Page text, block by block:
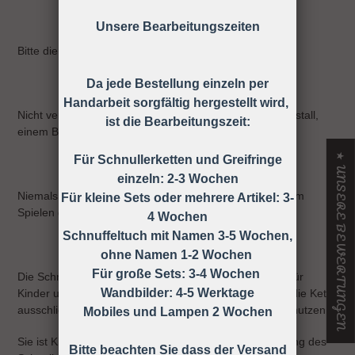
Bitte die Schnullerkette nur an der Kleidung befestigen!
Nicht verwenden, wenn der Säugling sich in einem Laufstall,
einem Bett oder einer Wiege befindet
Niemals die Schnullerkette dem Kind ohne Schnuller zum
Spielen geben.
Die Schnullerkette darf nicht unbefestigt als Spielzeug für
Kinder unter 36 Monaten verwendet werden, daher ist die Kette
ausschließlich unter Aufsicht eines Erwachsenen zu benutzen!
Sie ist KEIN Spielzeug, sondern dient nur zur Befestigung des
★ UNSERE BEWERTUNGEN
Unsere Bearbeitungszeiten
Da jede Bestellung einzeln per
Handarbeit sorgfältig hergestellt wird,
ist die Bearbeitungszeit:
Für Schnullerketten und Greifringe
einzeln: 2-3 Wochen
Für kleine Sets oder mehrere Artikel: 3-
4 Wochen
Schnuffeltuch mit Namen 3-5 Wochen,
ohne Namen 1-2 Wochen
Für große Sets: 3-4 Wochen
Wandbilder: 4-5 Werktage
Mobiles und Lampen 2 Wochen
Bitte beachten Sie dass der Versand